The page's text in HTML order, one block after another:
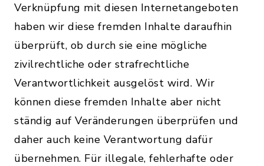
Verknüpfung mit diesen Internetangeboten
haben wir diese fremden Inhalte daraufhin
überprüft, ob durch sie eine mögliche
zivilrechtliche oder strafrechtliche
Verantwortlichkeit ausgelöst wird. Wir
können diese fremden Inhalte aber nicht
ständig auf Veränderungen überprüfen und
daher auch keine Verantwortung dafür
übernehmen. Für illegale, fehlerhafte oder